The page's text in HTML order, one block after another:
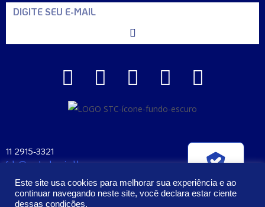
11 2915-3321
fale@santaclara.ind.br
CEP: 04225-000
Este site usa cookies para melhorar sua experiência e ao
continuar navegando neste site, você declara estar ciente
dessas condições.